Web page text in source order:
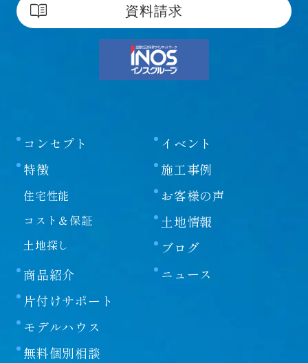
資料請求
コンセプト
特徴
住宅性能
コスト＆保証
土地探し
商品紹介
片付けサポート
イベント
施工事例
お客様の声
土地情報
ブログ
ニュース
モデルハウス
無料個別相談